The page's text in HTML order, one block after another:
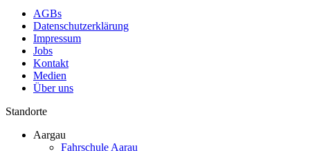
AGBs
Datenschutzerklärung
Impressum
Jobs
Kontakt
Medien
Über uns
Standorte
Aargau
Fahrschule Aarau